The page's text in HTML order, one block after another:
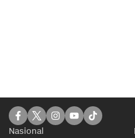
Nasional